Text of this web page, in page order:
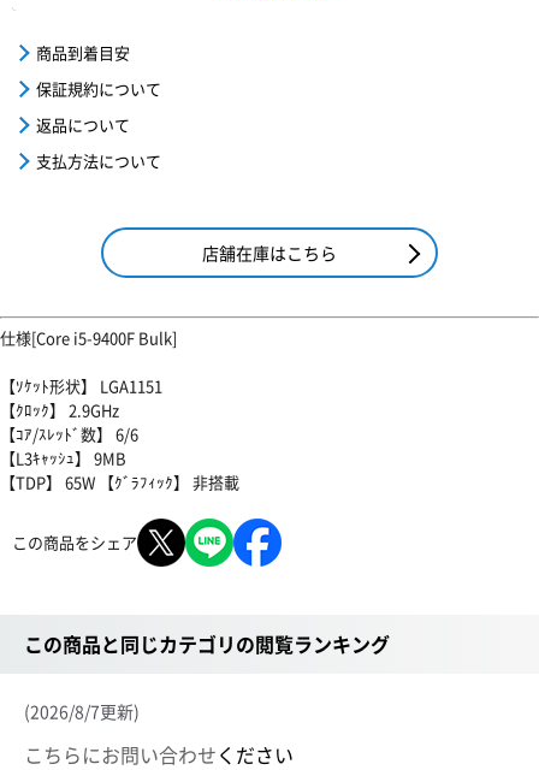
商品到着目安
保証規約について
返品について
支払方法について
店舗在庫はこちら
仕様[Core i5-9400F Bulk]
【ｿｹｯﾄ形状】 LGA1151
【ｸﾛｯｸ】 2.9GHz
【ｺｱ/ｽﾚｯﾄﾞ数】 6/6
【L3ｷｬｯｼｭ】 9MB
【TDP】 65W 【ｸﾞﾗﾌｨｯｸ】 非搭載
この商品をシェア
この商品と同じカテゴリの閲覧ランキング
(2026/8/7更新)
こちらにお問い合わせください